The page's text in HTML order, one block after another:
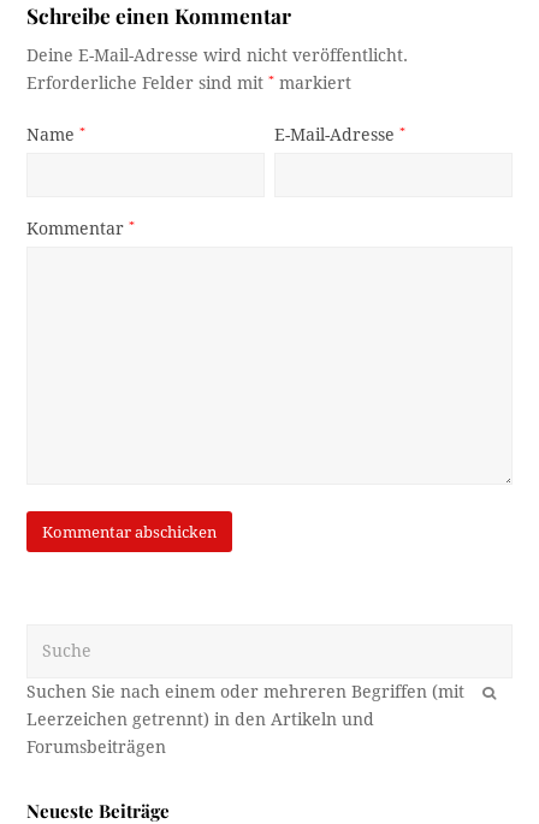
Schreibe einen Kommentar
Deine E-Mail-Adresse wird nicht veröffentlicht.
Erforderliche Felder sind mit* markiert
Name* E-Mail-Adresse*
Kommentar*
OK
Neueste Beiträge